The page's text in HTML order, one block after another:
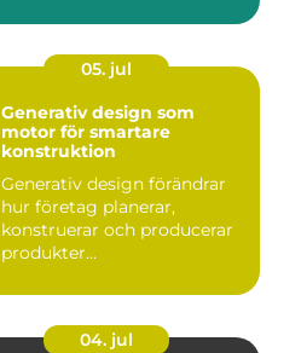
05. jul
Generativ design som
motor för smartare
konstruktion
Generativ design förändrar
hur företag planerar,
konstruerar och producerar
produkter...
04. jul